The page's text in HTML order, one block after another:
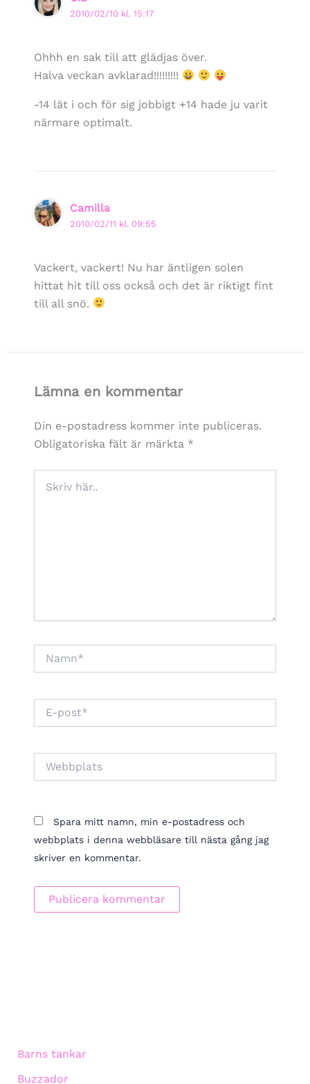
2010/02/10 kl. 15:17
Ohhh en sak till att glädjas över.
Halva veckan avklarad!!!!!!!!!
-14 lät i och för sig jobbigt +14 hade ju varit
närmare optimalt.
Camilla
2010/02/11 kl. 09:55
Vackert, vackert! Nu har äntligen solen
hittat hit till oss också och det är riktigt fint
till all snö.
Lämna en kommentar
Din e-postadress kommer inte publiceras.
Obligatoriska fält är märkta *
här..
post*
Spara mitt namn, min e-postadress och
webbplats i denna webbläsare till nästa gång jag
skriver en kommentar.
Barns tankar
Buzzador